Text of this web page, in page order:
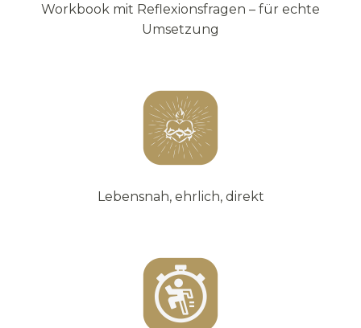
Workbook mit Reflexionsfragen – für echte
Umsetzung
Lebensnah, ehrlich, direkt